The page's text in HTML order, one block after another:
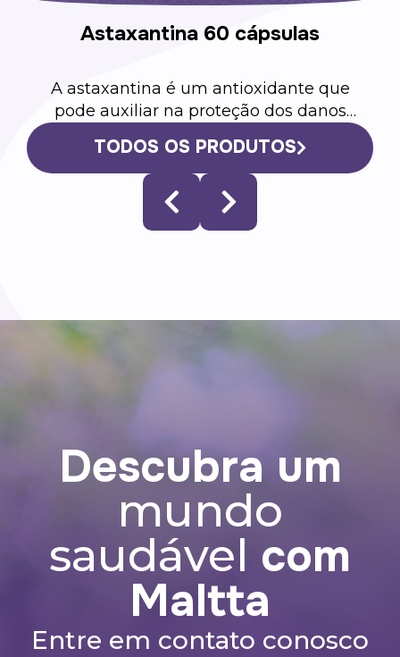
Astaxantina 60 cápsulas
TODOS OS PRODUTOS
Descubra um
mundo
saudável com
Maltta
Entre em contato conosco